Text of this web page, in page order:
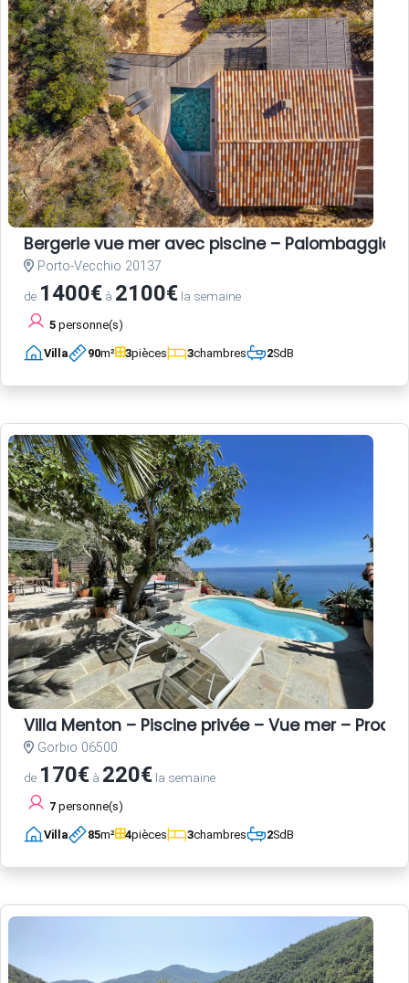
Bergerie vue mer avec piscine – Palombaggia,
Porto-Vecchio 20137
de 1400€ à 2100€ la semaine
5 personne(s)
Villa 90m² 3pièces 3chambres 2SdB
Villa Menton – Piscine privée – Vue mer –
Gorbio 06500
de 170€ à 220€ la semaine
7 personne(s)
Villa 85m² 4pièces 3chambres 2SdB